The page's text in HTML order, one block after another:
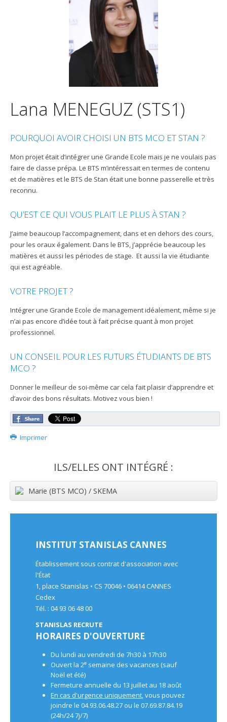
Lana MENEGUZ (STS1)
POURQUOI AVOIR CHOISI UN BTS MCO ET STAN ?
Mon projet était d’intégrer une Grande Ecole mais je ne voulais pas
faire de classe prépa. Le BTS m’intéressait en termes de contenu
et de matières et le BTS de Stan était une bonne passerelle et très
reconnu.
QU’EST CE QUI VOUS PLAIT LE PLUS À STAN ?
J’aime beaucoup l’accompagnement, dans et en dehors des cours,
pour les oraux également. Dans le BTS, j’apprécie beaucoup les
matières et aussi les périodes de stage. Et aussi la vie étudiante
qui est agréable.
VOTRE PROJET ?
Intégrer une Grande Ecole de management idéalement, même si je
n’ai pas encore d’idée tout à fait précise quant à mon projet
professionnel.
UN CONSEIL POUR LES FUTURS ÉTUDIANTS DE BTS
MCO ?
Donner le meilleur de soi-même car cela fait plaisir d’apprendre et
d’avoir des bons résultats. Motivez vous bien !
Imprimer
ILS/ELLES ONT INTÉGRÉ :
Marie (BTS MCO) / SKEMA
INSTITUT STANISLAS CANNES
Établissement sous contrat d'association avec
l'État
1, place Stanislas • CS 70046 • 06414 CANNES
Cedex
Tél. : 04 93 06 48 00
STANISLAS RECRUTE
HORAIRES D'OUVERTURE
Du lundi au vendredi de 7h30 à 17h30
Ouvert la 2e semaine des vacances (sauf
Noël et été)
Fermeture annuelle du 13 juillet au 18 août
En cas d'urgence uniquement, vous pouvez
joindre le 04.93.06.48.27 ou le 07.69.87.84.19
(24h/24 7j/7)